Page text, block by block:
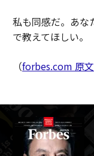
私も同感だ。あな
で教えてほしい。
（forbes.com 原文